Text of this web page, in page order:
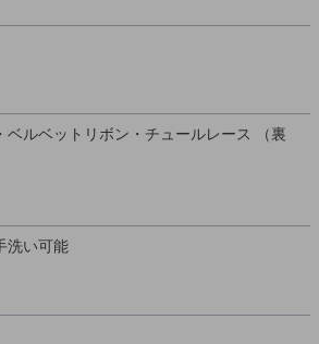
ベルベットリボン・チュールレース （裏
洗い可能